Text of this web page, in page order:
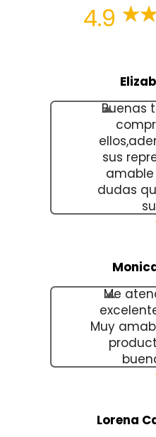
4.9
Buenas
sus
amable
dudas
Me
Muy
Lorena